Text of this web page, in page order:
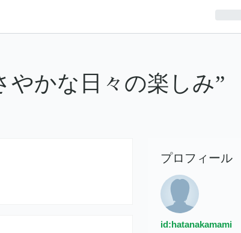
やかな日々の楽しみ”
プロフィール
id:hatanakamami